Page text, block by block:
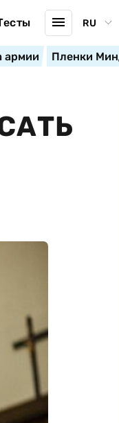
RU
армии Пленки